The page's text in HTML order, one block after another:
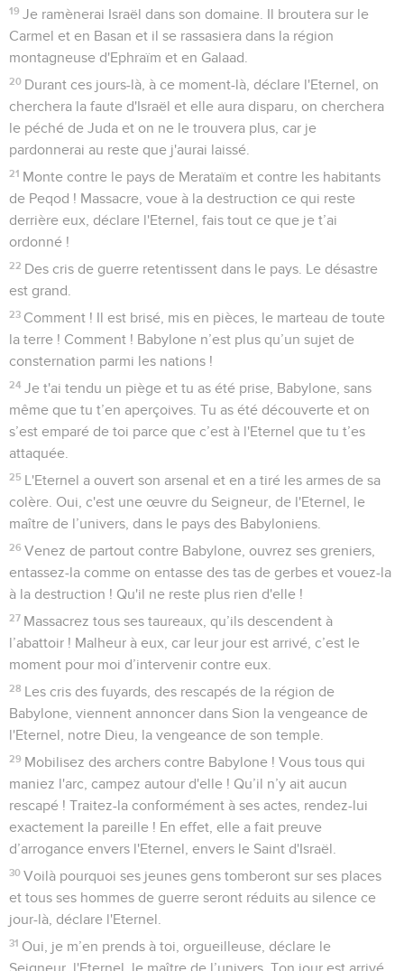
réveillé l'esprit des rois de Médie parce que son plan est de
détruire Babylone. Oui, c’est une vengeance de l'Eternel, la
vengeance de son temple.
12 Dressez un étendard vers les murs de Babylone !
Renforcez la garde, postez des sentinelles, placez des
embuscades, car l'Eternel a pris une décision, et il accomplit
les paroles qu'il a prononcées à l’intention des habitants de
Toi qui habites près des grandes eaux, qui possèdes de
grands trésors, ta fin est arrivée, tes profits malhonnêtes ont
atteint leur limite !
14 L'Eternel, le maître de l’univers, en a fait le serment par lui-
même : « Oui, je te remplirai d'hommes pareils à un nuage de
C’est lui qui a fait la terre par sa puissance. Il a fondé le
monde par sa sagesse, il a déployé le ciel par son
A sa voix, l’eau gronde dans le ciel. Il fait monter les
nuages des extrémités de la terre, il déclenche les éclairs et
la pluie, il tire le vent de ses trésors.
17 Tout homme est dépassé, même les plus savants. Tout
orfèvre est honteux de sa sculpture sacrée, car son idole
n’est que mensonge : le souffle de la vie n’habite pas dans
Elles sont sans consistance, ridicules. Quand le moment
sera venu d’intervenir contre elles, elles disparaîtront.
19 Celui qui est le bien de Jacob n'est pas comme elles, car
c'est lui qui a tout façonné. Israël est la tribu qui lui
appartient. L'Eternel, le maître de l’univers, voilà quel est son
La fin de Babylone
20 Tu m’as servi de marteau, d’arme de guerre. J'ai mis en
pièces par toi des nations. Par toi j'ai détruit des royaumes,
21 par toi j'ai mis en pièces le cheval et son cavalier, par toi
j'ai mis en pièces le char et celui qui le conduisait,
22
par toi j'ai mis en pièces l'homme et la femme, par toi j'ai
mis en pièces le vieillard et l'enfant, par toi j'ai mis en pièces
le jeune homme et la jeune fille,
23 par toi j'ai mis en pièces le berger et son troupeau, par toi
j'ai mis en pièces le cultivateur et sa paire de bœufs, par toi